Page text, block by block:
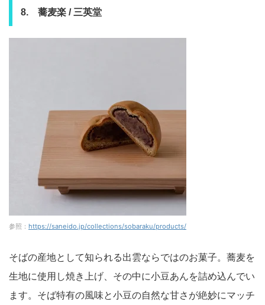
8. 蕎麦楽 / 三英堂
参照： https://saneido.jp/collections/sobaraku/products/
そばの産地として知られる出雲ならではのお菓子。蕎麦を
生地に使用し焼き上げ、その中に小豆あんを詰め込んでい
ます。そば特有の風味と小豆の自然な甘さが絶妙にマッチ